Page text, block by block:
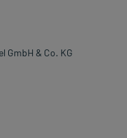
GmbH & Co. KG